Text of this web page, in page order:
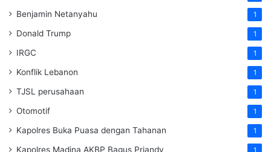
Benjamin Netanyahu 1
Donald Trump 1
IRGC 1
Konflik Lebanon 1
TJSL perusahaan 1
Otomotif 1
Kapolres Buka Puasa dengan Tahanan 1
Kapolres Madina AKBP Bagus Priandy 1